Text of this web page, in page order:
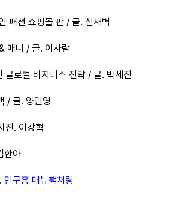
패션 쇼핑몰 판 / 글. 신새벽
매너 / 글. 이사람
로벌 비지니스 전략 / 글. 박세진
/ 글. 양민영
진. 이강혁
한아
민구홍 매뉴팩처링